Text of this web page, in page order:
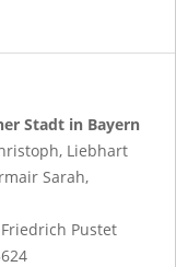
Stadt in Bayern
Liebhart
Sarah,
Pustet